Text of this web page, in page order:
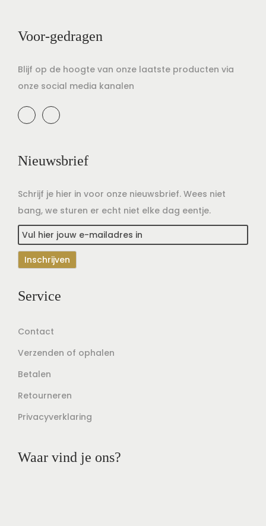
Voor-gedragen
Blijf op de hoogte van onze laatste producten via
onze social media kanalen
Nieuwsbrief
Schrijf je hier in voor onze nieuwsbrief. Wees niet
bang, we sturen er echt niet elke dag eentje.
Service
Contact
Verzenden of ophalen
Betalen
Retourneren
Privacyverklaring
Waar vind je ons?